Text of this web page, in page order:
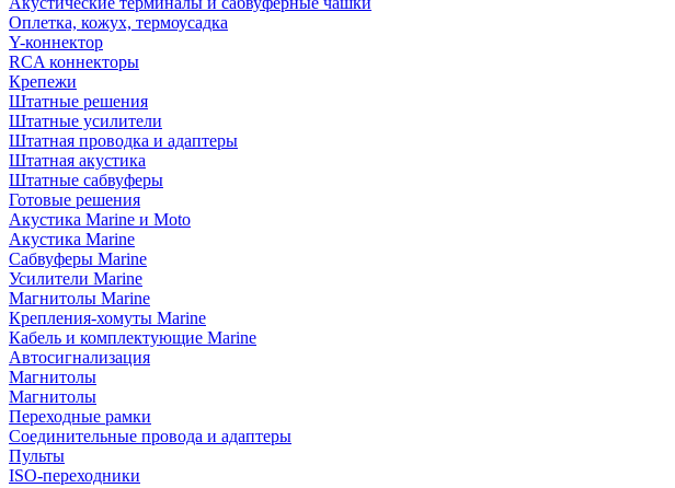
Оплетка, кожух, термоусадка
Y-коннектор
RCA коннекторы
Крепежи
Штатные решения
Штатные усилители
Штатная проводка и адаптеры
Штатная акустика
Штатные сабвуферы
Готовые решения
Акустика Marine и Moto
Акустика Marine
Сабвуферы Marine
Усилители Marine
Магнитолы Marine
Крепления-хомуты Marine
Кабель и комплектующие Marine
Автосигнализация
Магнитолы
Магнитолы
Переходные рамки
Соединительные провода и адаптеры
Пульты
ISO-переходники